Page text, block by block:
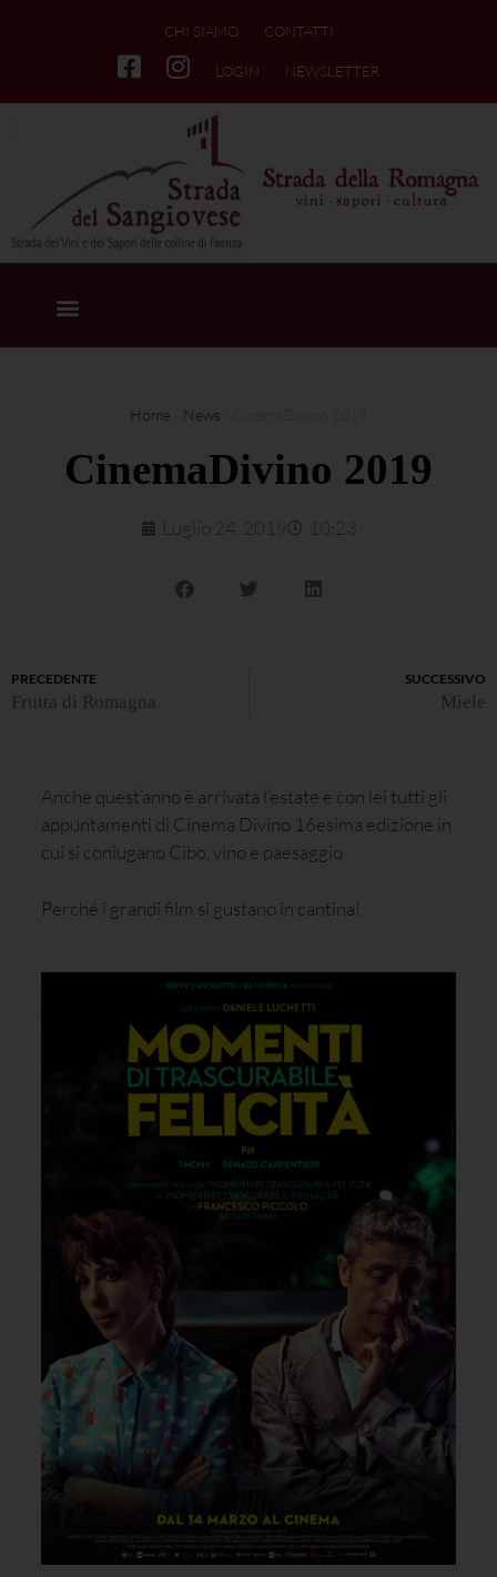
CHI SIAMO CONTATTI
LOGIN NEWSLETTER
Home News
CinemaDivino 2019
Luglio 24, 2019 10:23
PRECEDENTE
Frutta di Romagna
SUCCESSIVO
Miele
Anche quest’anno è arrivata l’estate e con lei tutti gli
appuntamenti di Cinema Divino 16esima edizione in
cui si coniugano Cibo, vino e paesaggio
Perché i grandi film si gustano in cantina!